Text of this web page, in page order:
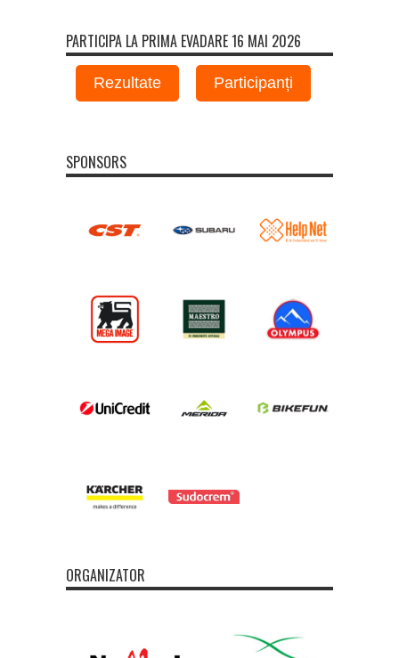
PARTICIPA LA PRIMA EVADARE 16 MAI 2026
Rezultate Participanți
SPONSORS
ORGANIZATOR